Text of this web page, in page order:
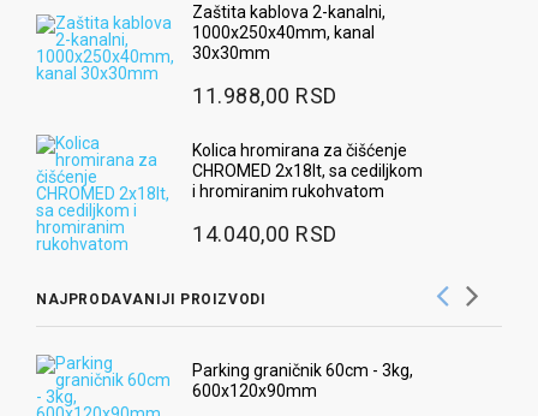
Zaštita kablova 2-kanalni,
1000x250x40mm, kanal
30x30mm
11.988,00 RSD
Kolica hromirana za čišćenje
CHROMED 2x18lt, sa cediljkom
i hromiranim rukohvatom
14.040,00 RSD
NAJPRODAVANIJI PROIZVODI
Parking graničnik 60cm - 3kg,
600x120x90mm